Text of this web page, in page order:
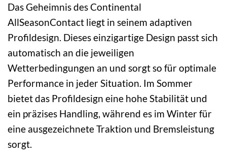
Das Geheimnis des Continental
AllSeasonContact liegt in seinem adaptiven
Profildesign. Dieses einzigartige Design passt sich
automatisch an die jeweiligen
Wetterbedingungen an und sorgt so für optimale
Performance in jeder Situation. Im Sommer
bietet das Profildesign eine hohe Stabilität und
ein präzises Handling, während es im Winter für
eine ausgezeichnete Traktion und Bremsleistung
sorgt.